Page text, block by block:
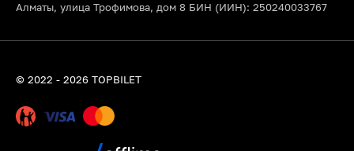
Алматы, улица Трофимова, дом 8 БИН (ИИН): 250240033767
© 2022 - 2026 TOPBILET